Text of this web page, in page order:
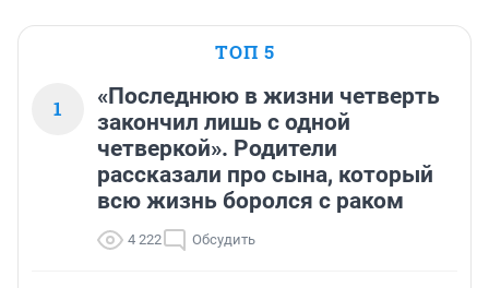
ТОП 5
1
«Последнюю в жизни четверть
закончил лишь с одной
четверкой». Родители
рассказали про сына, который
всю жизнь боролся с раком
4 222 Обсудить